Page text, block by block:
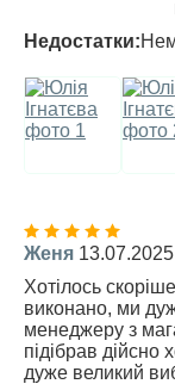
Недостатки:
Женя 13.07.2025
Хотілось
виконано, ми
менеджеру з
підібрав дійсно
дуже великий